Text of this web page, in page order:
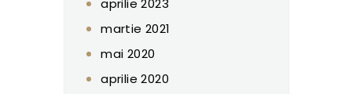
aprilie 2023
martie 2021
mai 2020
aprilie 2020